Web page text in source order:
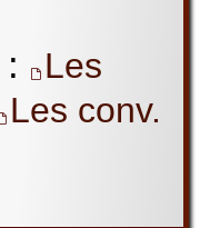
Les
Les conv.